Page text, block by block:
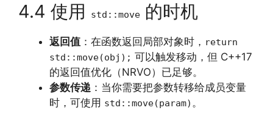
4.4 使用 std::move 的时机
返回值 ：在函数返回局部对象时， return
std::move(obj); 可以触发移动，但 C++17
的返回值优化（NRVO）已足够。
参数传递 ：当你需要把参数转移给成员变量
时，可使用 std::move(param) 。